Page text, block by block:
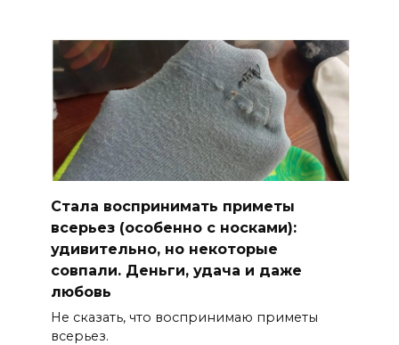
Стала воспринимать приметы
всерьез (особенно с носками):
удивительно, но некоторые
совпали. Деньги, удача и даже
любовь
Не сказать, что воспринимаю приметы
всерьез.